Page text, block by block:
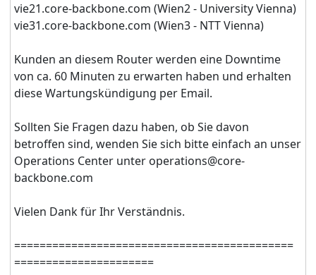
vie21.core-backbone.com (Wien2 - University Vienna)
vie31.core-backbone.com (Wien3 - NTT Vienna)
Kunden an diesem Router werden eine Downtime
von ca. 60 Minuten zu erwarten haben und erhalten
diese Wartungskündigung per Email.
Sollten Sie Fragen dazu haben, ob Sie davon
betroffen sind, wenden Sie sich bitte einfach an unser
Operations Center unter operations@core-
backbone.com
Vielen Dank für Ihr Verständnis.
======================​======================​
======================